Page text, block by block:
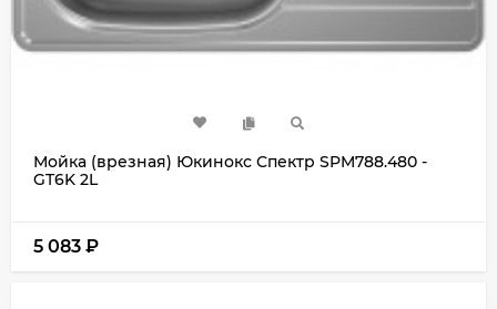
Мойка (врезная) Юкинокс Спектр SPM788.480 -
GT6K 2L
5 083 ₽